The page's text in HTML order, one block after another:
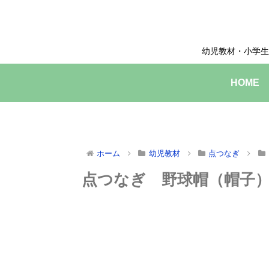
幼児教材・小学
HOME
ホーム 幼児教材 点つなぎ
点つなぎ 野球帽（帽子